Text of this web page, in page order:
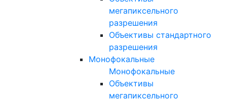
мегапиксельного
разрешения
Объективы стандартного
разрешения
Монофокальные
Монофокальные
Объективы
мегапиксельного